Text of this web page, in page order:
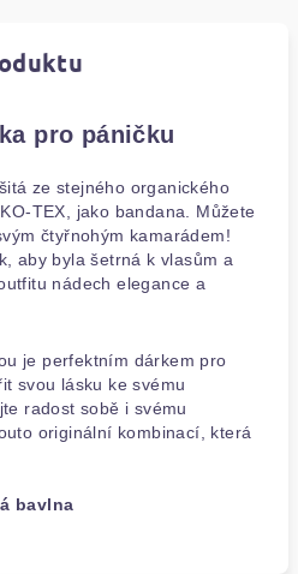
pro páničku
ze stejného organického
TEX, jako bandana. Můžete
čtyřnohým kamarádem!
aby byla šetrná k vlasům a
nádech elegance a
je perfektním dárkem pro
svou lásku ke svému
radost sobě i svému
originální kombinací, která
bavlna